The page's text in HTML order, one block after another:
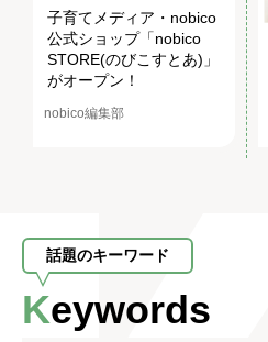
子育てメディア・nobico
公式ショップ「nobico
STORE(のびこすとあ)」
がオープン！
nobico編集部
話題のキーワード
Keywords